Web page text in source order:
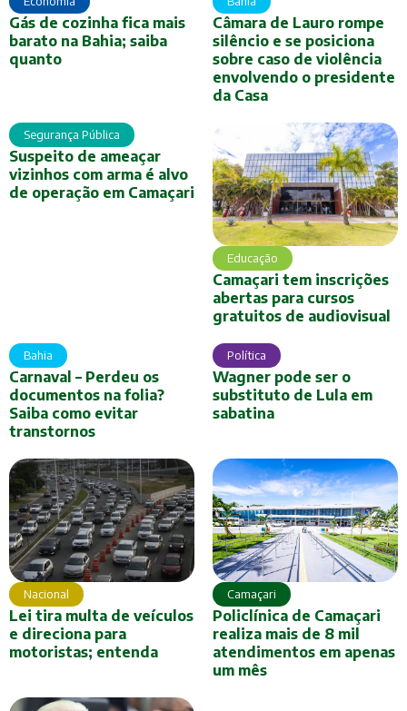
Gás de cozinha fica mais
barato na Bahia; saiba
quanto
Câmara de Lauro rompe
silêncio e se posiciona
sobre caso de violência
envolvendo o presidente
da Casa
Segurança Pública
Suspeito de ameaçar
vizinhos com arma é alvo
de operação em Camaçari
Educação
Camaçari tem inscrições
abertas para cursos
gratuitos de audiovisual
Bahia
Carnaval – Perdeu os
documentos na folia?
Saiba como evitar
transtornos
Política
Wagner pode ser o
substituto de Lula em
sabatina
Nacional
Lei tira multa de veículos
e direciona para
motoristas; entenda
Camaçari
Policlínica de Camaçari
realiza mais de 8 mil
atendimentos em apenas
um mês